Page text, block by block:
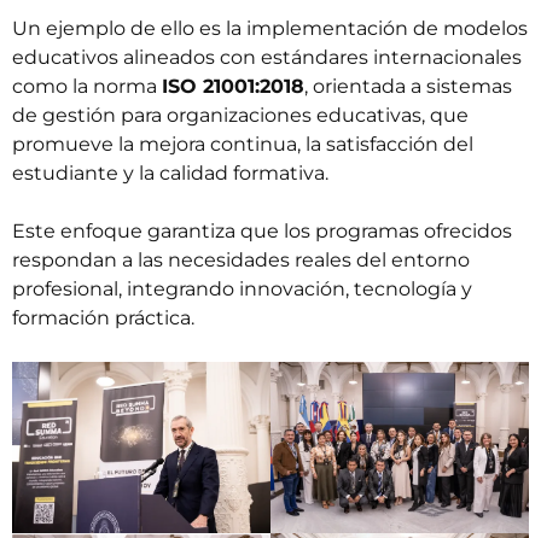
Un ejemplo de ello es la implementación de modelos
educativos alineados con estándares internacionales
como la norma ISO 21001:2018, orientada a sistemas
de gestión para organizaciones educativas, que
promueve la mejora continua, la satisfacción del
estudiante y la calidad formativa.
Este enfoque garantiza que los programas ofrecidos
respondan a las necesidades reales del entorno
profesional, integrando innovación, tecnología y
formación práctica.